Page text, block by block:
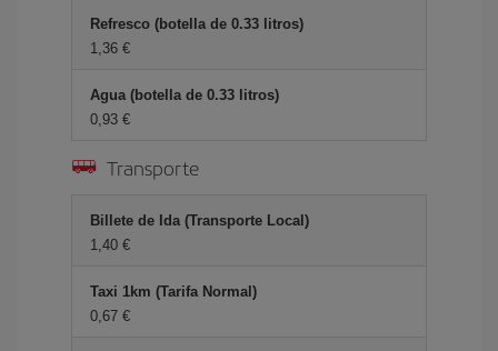
Refresco (botella de 0.33 litros)
1,36 €
Agua (botella de 0.33 litros)
0,93 €
Transporte
Billete de Ida (Transporte Local)
1,40 €
Taxi 1km (Tarifa Normal)
0,67 €